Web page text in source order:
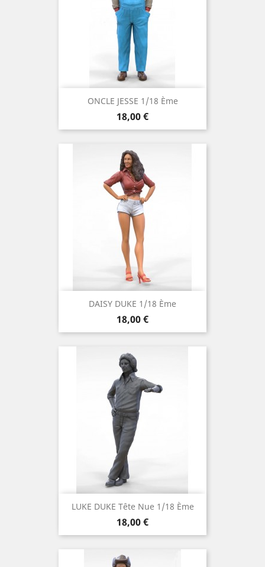
ONCLE JESSE 1/18 Ème
Prix
18,00 €
DAISY DUKE 1/18 Ème
Prix
18,00 €
LUKE DUKE Tête Nue 1/18 Ème
Prix
18,00 €